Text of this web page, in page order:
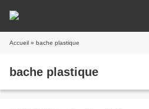
Accueil » bache plastique
bache plastique